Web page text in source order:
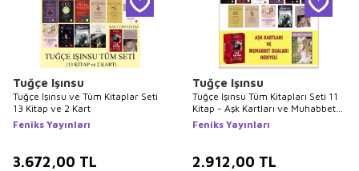
Tuğçe Işınsu
Tuğçe Işınsu ve Tüm Kitaplar Seti
13 Kitap ve 2 Kart
Feniks Yayınları
3.672,00 TL
Tuğçe Işınsu
Tuğçe Işınsu Tüm Kitapları Seti 11
Kitap - Aşk Kartları ve Muhabbet
Duaları Hediyeli
Feniks Yayınları
2.912,00 TL